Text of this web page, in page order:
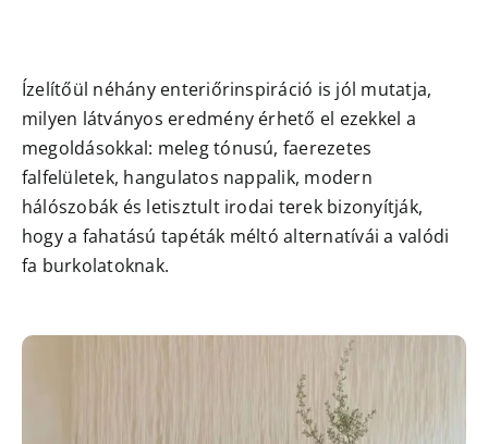
Ízelítőül néhány enteriőrinspiráció is jól mutatja,
milyen látványos eredmény érhető el ezekkel a
megoldásokkal: meleg tónusú, faerezetes
falfelületek, hangulatos nappalik, modern
hálószobák és letisztult irodai terek bizonyítják,
hogy a fahatású tapéták méltó alternatívái a valódi
fa burkolatoknak.